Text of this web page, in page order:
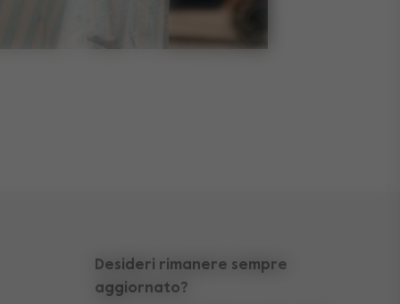
Desideri rimanere sempre
aggiornato?